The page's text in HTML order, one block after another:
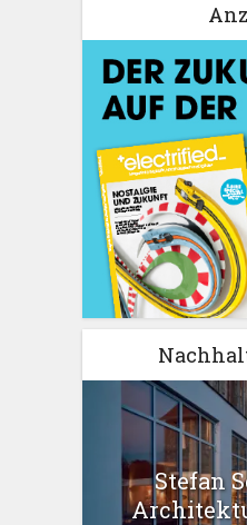
Stefan